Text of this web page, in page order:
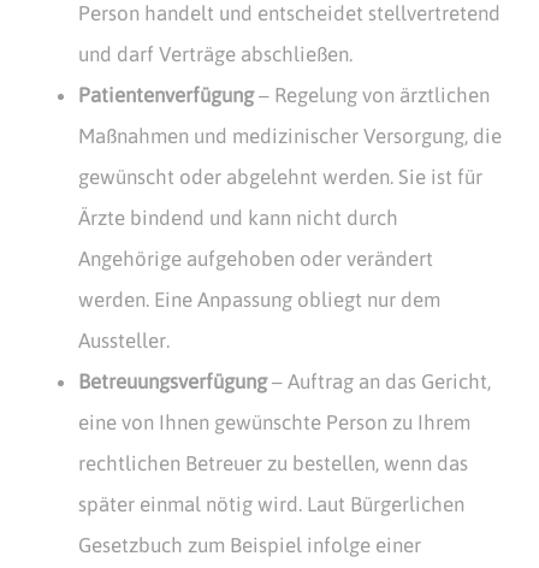
Person handelt und entscheidet stellvertretend
und darf Verträge abschließen.
Patientenverfügung– Regelung von ärztlichen
Maßnahmen und medizinischer Versorgung, die
gewünscht oder abgelehnt werden. Sie ist für
Ärzte bindend und kann nicht durch
Angehörige aufgehoben oder verändert
werden. Eine Anpassung obliegt nur dem
Aussteller.
Betreuungsverfügung– Auftrag an das Gericht,
eine von Ihnen gewünschte Person zu Ihrem
rechtlichen Betreuer zu bestellen, wenn das
später einmal nötig wird. Laut Bürgerlichen
Gesetzbuch zum Beispiel infolge einer